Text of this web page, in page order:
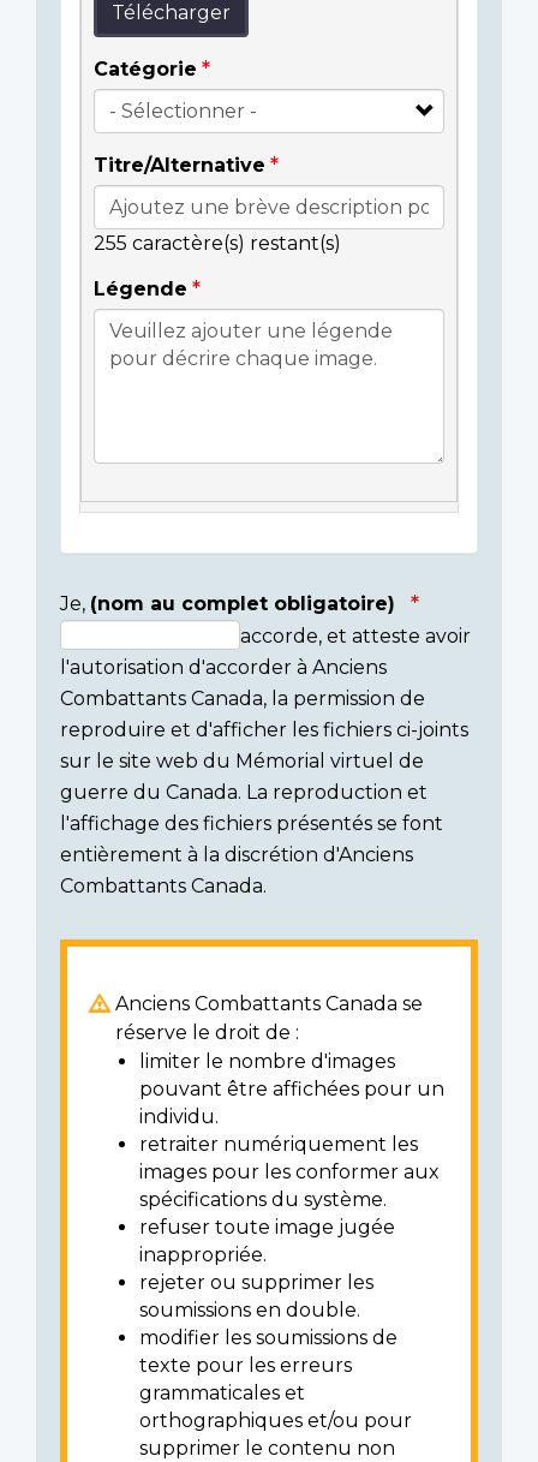
Télécharger
Catégorie
Titre/Alternative
255 caractère(s) restant(s)
Légende
Consent
section
Je, (nom au complet obligatoire)
accorde, et atteste avoir
l'autorisation d'accorder à Anciens
Combattants Canada, la permission de
reproduire et d'afficher les fichiers ci-joints
sur le site web du Mémorial virtuel de
guerre du Canada. La reproduction et
l'affichage des fichiers présentés se font
entièrement à la discrétion d'Anciens
Combattants Canada.
Anciens Combattants Canada se
réserve le droit de :
limiter le nombre d'images
pouvant être affichées pour un
individu.
retraiter numériquement les
images pour les conformer aux
spécifications du système.
refuser toute image jugée
inappropriée.
rejeter ou supprimer les
soumissions en double.
modifier les soumissions de
texte pour les erreurs
grammaticales et
orthographiques et/ou pour
supprimer le contenu non